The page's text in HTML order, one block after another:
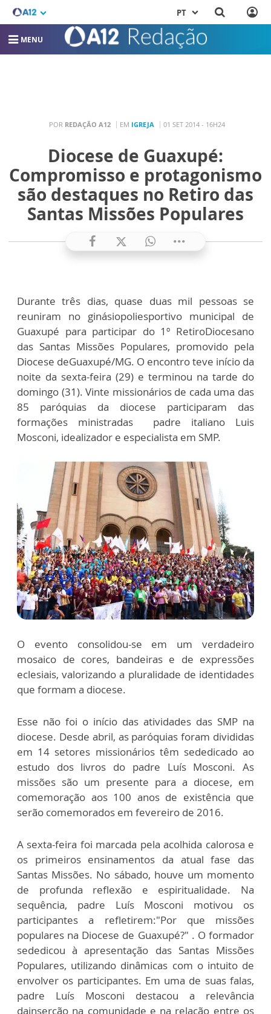
PT
MENU
POR REDAÇÃO A12 EM IGREJA 01 SET 2014 - 16H24
Diocese de Guaxupé:
Compromisso e protagonismo
são destaques no Retiro das
Santas Missões Populares
Durante três dias, quase duas mil pessoas se
reuniram no ginásiopoliesportivo municipal de
Guaxupé para participar do 1º RetiroDiocesano
das Santas Missões Populares, promovido pela
Diocese deGuaxupé/MG. O encontro teve início da
noite da sexta-feira (29) e terminou na tarde do
domingo (31). Vinte missionários de cada uma das
85 paróquias da diocese participaram das
formações ministradas padre italiano Luis
Mosconi, idealizador e especialista em SMP.
O evento consolidou-se em um verdadeiro
mosaico de cores, bandeiras e de expressões
eclesiais, valorizando a pluralidade de identidades
que formam a diocese.
Esse não foi o início das atividades das SMP na
diocese. Desde abril, as paróquias foram divididas
em 14 setores missionários têm sededicado ao
estudo dos livros do padre Luís Mosconi. As
missões são um presente para a diocese, em
comemoração aos 100 anos de existência que
serão comemorados em fevereiro de 2016.
A sexta-feira foi marcada pela acolhida calorosa e
os primeiros ensinamentos da atual fase das
Santas Missões. No sábado, houve um momento
de profunda reflexão e espiritualidade. Na
sequência, padre Luís Mosconi motivou os
participantes a refletirem:"Por que missões
populares na Diocese de Guaxupé?" . O formador
sededicou à apresentação das Santas Missões
Populares, utilizando dinâmicas com o intuito de
envolver os participantes. Em uma de suas falas,
padre Luís Mosconi destacou a relevância
dainserção na comunidade e na relação entre os